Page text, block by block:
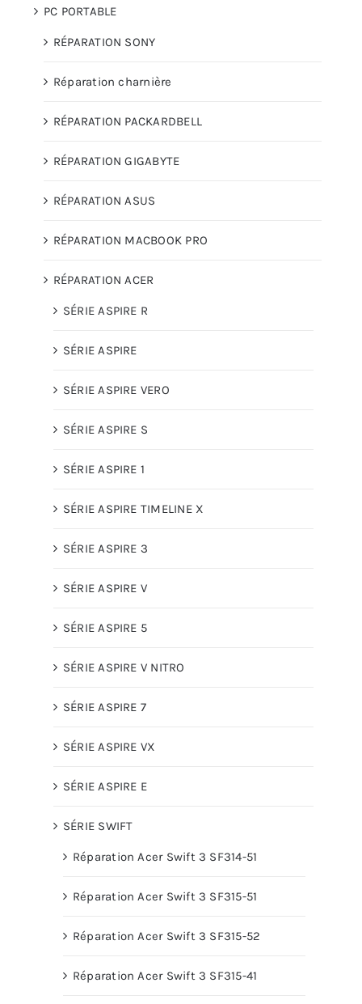
PC PORTABLE
RÉPARATION SONY
Réparation charnière
RÉPARATION PACKARDBELL
RÉPARATION GIGABYTE
RÉPARATION ASUS
RÉPARATION MACBOOK PRO
RÉPARATION ACER
SÉRIE ASPIRE R
SÉRIE ASPIRE
SÉRIE ASPIRE VERO
SÉRIE ASPIRE S
SÉRIE ASPIRE 1
SÉRIE ASPIRE TIMELINE X
SÉRIE ASPIRE 3
SÉRIE ASPIRE V
SÉRIE ASPIRE 5
SÉRIE ASPIRE V NITRO
SÉRIE ASPIRE 7
SÉRIE ASPIRE VX
SÉRIE ASPIRE E
SÉRIE SWIFT
Réparation Acer Swift 3 SF314-51
Réparation Acer Swift 3 SF315-51
Réparation Acer Swift 3 SF315-52
Réparation Acer Swift 3 SF315-41